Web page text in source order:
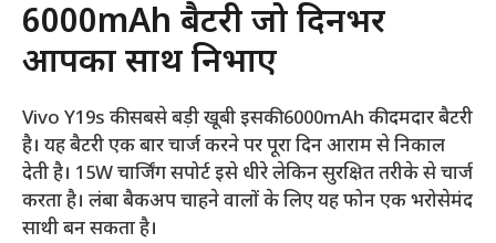
6000mAh बैटरी जो दिनभर
आपका साथ निभाए
Vivo Y19s की सबसे बड़ी खूबी इसकी 6000mAh की दमदार बैटरी
है। यह बैटरी एक बार चार्ज करने पर पूरा दिन आराम से निकाल
देती है। 15W चार्जिंग सपोर्ट इसे धीरे लेकिन सुरक्षित तरीके से चार्ज
करता है। लंबा बैकअप चाहने वालों के लिए यह फोन एक भरोसेमंद
साथी बन सकता है।